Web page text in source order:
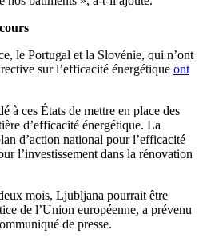
le Portugal et la Slovénie, qui n’ont
sur l’efficacité énergétique ont
à ces États de mettre en place des
d’efficacité énergétique. La
d’action national pour l’efficacité
l’investissement dans la rénovation
mois, Ljubljana pourrait être
de l’Union européenne, a prévenu
de presse.